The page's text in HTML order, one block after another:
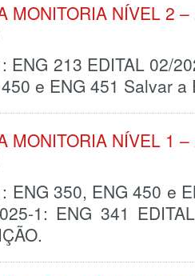
MONITORIA NÍVEL 2
ENG 213 EDITAL 02/
e ENG 451 Salvar a
MONITORIA NÍVEL 1
ENG 350, ENG 450 e
1: ENG 341